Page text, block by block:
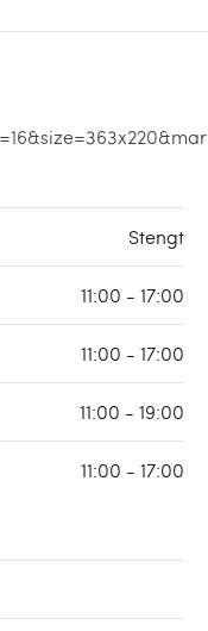
Stengt
11:00 - 17:00
11:00 - 17:00
11:00 - 19:00
11:00 - 17:00